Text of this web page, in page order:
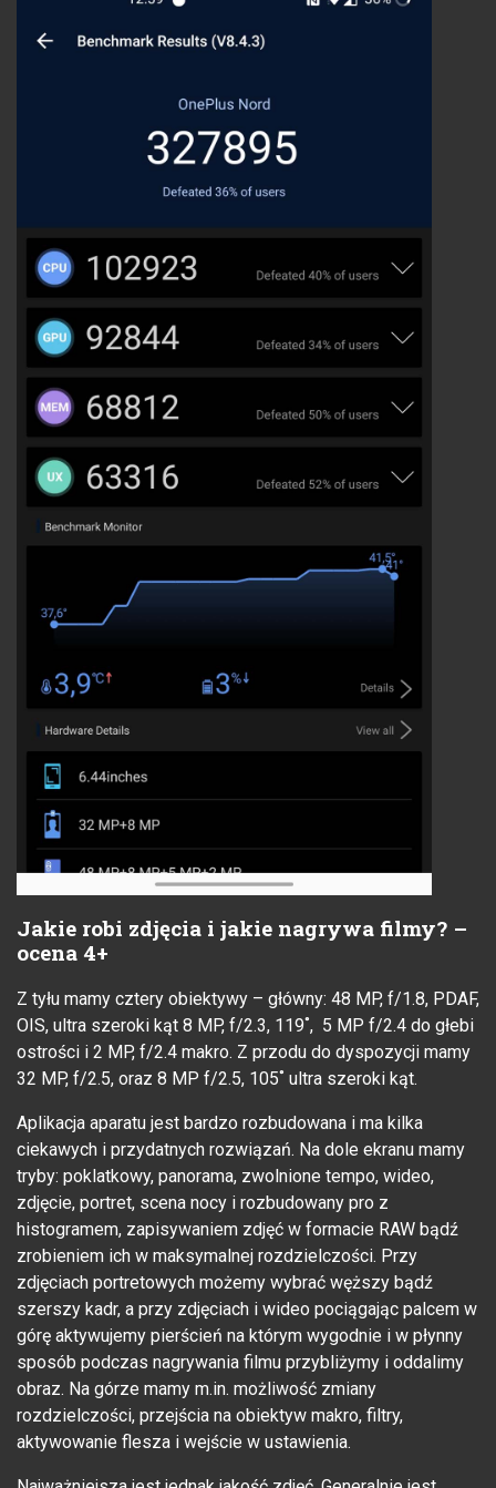
Jakie robi zdjęcia i jakie nagrywa filmy? –
ocena 4+
Z tyłu mamy cztery obiektywy – główny: 48 MP, f/1.8, PDAF,
OIS, ultra szeroki kąt 8 MP, f/2.3, 119˚, 5 MP f/2.4 do głebi
ostrości i 2 MP, f/2.4 makro. Z przodu do dyspozycji mamy
32 MP, f/2.5, oraz 8 MP f/2.5, 105˚ ultra szeroki kąt.
Aplikacja aparatu jest bardzo rozbudowana i ma kilka
ciekawych i przydatnych rozwiązań. Na dole ekranu mamy
tryby: poklatkowy, panorama, zwolnione tempo, wideo,
zdjęcie, portret, scena nocy i rozbudowany pro z
histogramem, zapisywaniem zdjęć w formacie RAW bądź
zrobieniem ich w maksymalnej rozdzielczości. Przy
zdjęciach portretowych możemy wybrać węższy bądź
szerszy kadr, a przy zdjęciach i wideo pociągając palcem w
górę aktywujemy pierścień na którym wygodnie i w płynny
sposób podczas nagrywania filmu przybliżymy i oddalimy
obraz. Na górze mamy m.in. możliwość zmiany
rozdzielczości, przejścia na obiektyw makro, filtry,
aktywowanie flesza i wejście w ustawienia.